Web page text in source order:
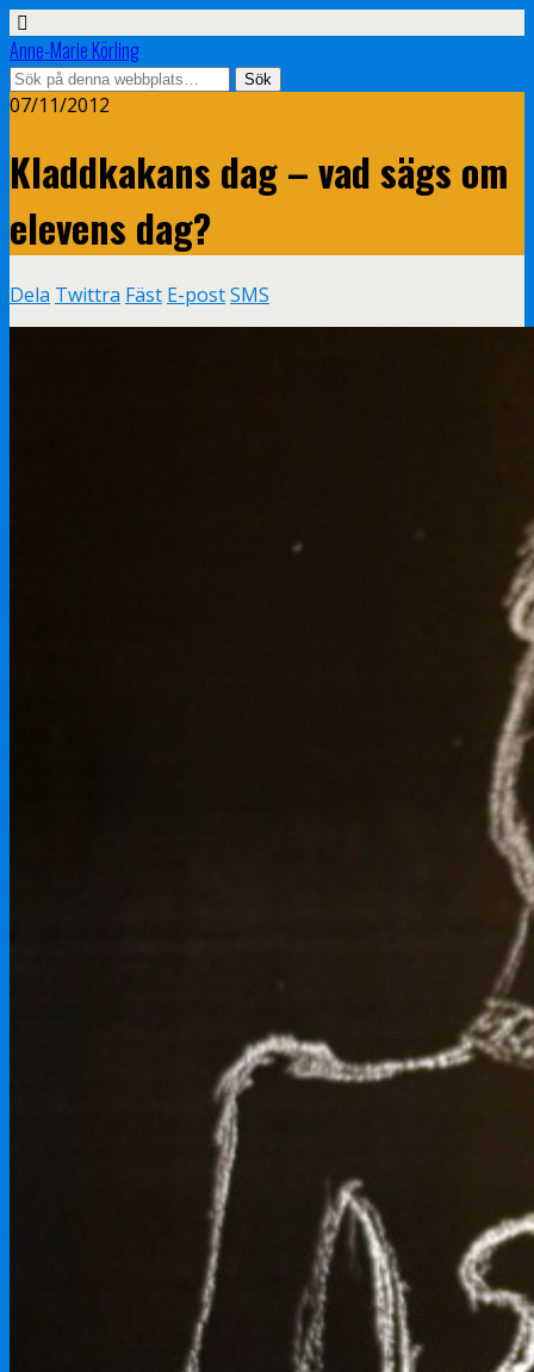
Anne-Marie Körling
07/11/2012
Kladdkakans dag – vad sägs om
elevens dag?
Dela Twittra Fäst E-postSMS